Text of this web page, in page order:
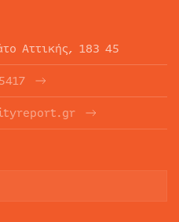
Αττικής, 183 45